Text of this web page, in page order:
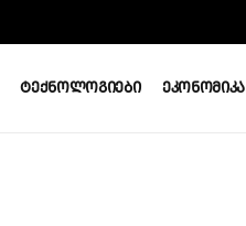
Ტექნოლოგიები Ეკონომიკა